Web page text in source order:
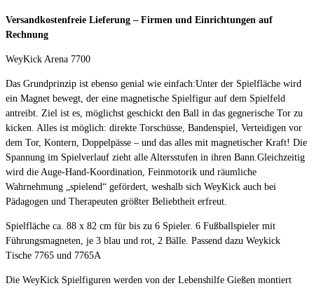
Versandkostenfreie Lieferung – Firmen und Einrichtungen auf
Rechnung
WeyKick Arena 7700
Das Grundprinzip ist ebenso genial wie einfach:Unter der Spielfläche wird
ein Magnet bewegt, der eine magnetische Spielfigur auf dem Spielfeld
antreibt. Ziel ist es, möglichst geschickt den Ball in das gegnerische Tor zu
kicken. Alles ist möglich: direkte Torschüsse, Bandenspiel, Verteidigen vor
dem Tor, Kontern, Doppelpässe – und das alles mit magnetischer Kraft! Die
Spannung im Spielverlauf zieht alle Altersstufen in ihren Bann.Gleichzeitig
wird die Auge-Hand-Koordination, Feinmotorik und räumliche
Wahrnehmung „spielend“ gefördert, weshalb sich WeyKick auch bei
Pädagogen und Therapeuten größter Beliebtheit erfreut.
Spielfläche ca. 88 x 82 cm für bis zu 6 Spieler. 6 Fußballspieler mit
Führungsmagneten, je 3 blau und rot, 2 Bälle. Passend dazu Weykick
Tische 7765 und 7765A
Die WeyKick Spielfiguren werden von der Lebenshilfe Gießen montiert